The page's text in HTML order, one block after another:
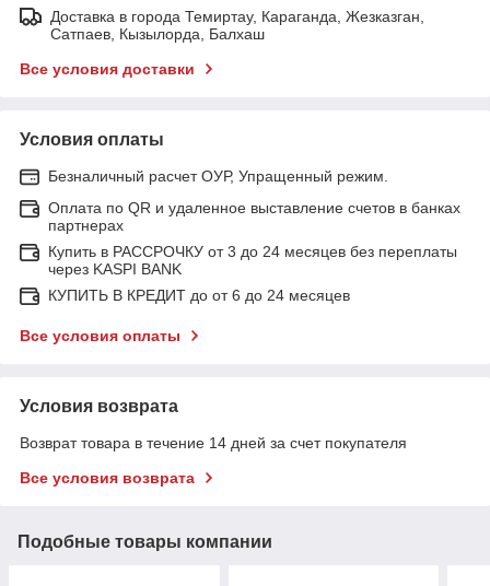
Доставка в города Темиртау, Караганда, Жезказган,
Сатпаев, Кызылорда, Балхаш
Все условия доставки
Условия оплаты
Безналичный расчет ОУР, Упращенный режим.
Оплата по QR и удаленное выставление счетов в банках
партнерах
Купить в РАССРОЧКУ от 3 до 24 месяцев без переплаты
через KASPI BANK
КУПИТЬ В КРЕДИТ до от 6 до 24 месяцев
Все условия оплаты
Условия возврата
Возврат товара в течение 14 дней за счет покупателя
Все условия возврата
Подобные товары компании